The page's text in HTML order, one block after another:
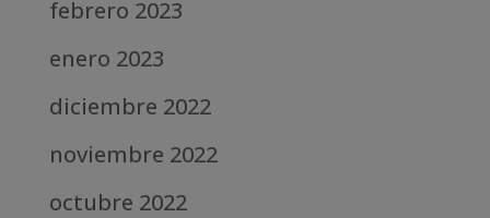
febrero 2023
enero 2023
diciembre 2022
noviembre 2022
octubre 2022